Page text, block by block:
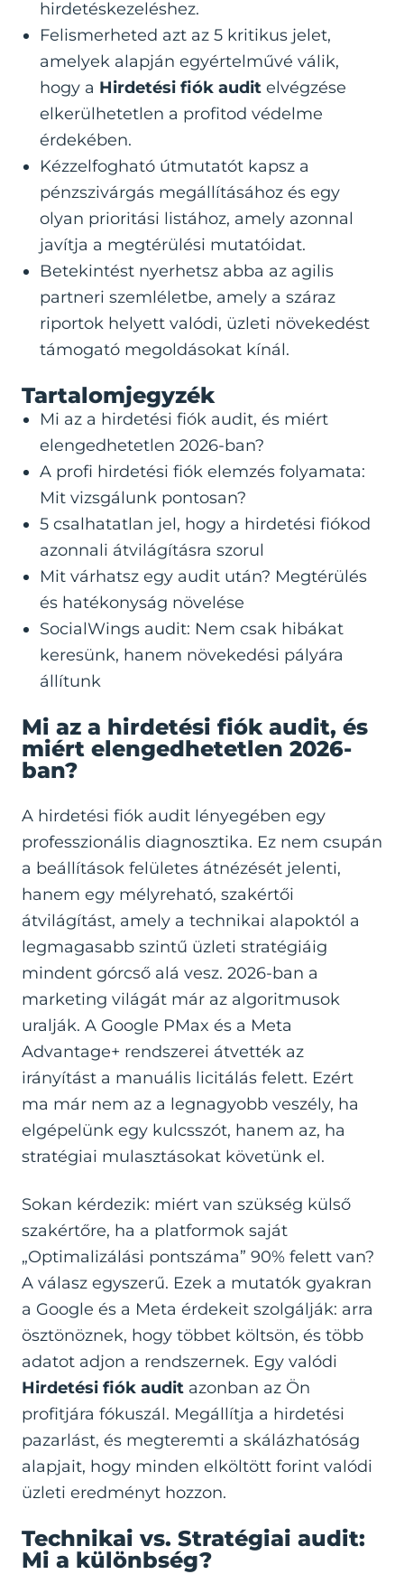
hirdetéskezeléshez.
Felismerheted azt az 5 kritikus jelet,
amelyek alapján egyértelművé válik,
hogy a Hirdetési fiók audit elvégzése
elkerülhetetlen a profitod védelme
érdekében.
Kézzelfogható útmutatót kapsz a
pénzszivárgás megállításához és egy
olyan prioritási listához, amely azonnal
javítja a megtérülési mutatóidat.
Betekintést nyerhetsz abba az agilis
partneri szemléletbe, amely a száraz
riportok helyett valódi, üzleti növekedést
támogató megoldásokat kínál.
Tartalomjegyzék
Mi az a hirdetési fiók audit, és miért
elengedhetetlen 2026-ban?
A profi hirdetési fiók elemzés folyamata:
Mit vizsgálunk pontosan?
5 csalhatatlan jel, hogy a hirdetési fiókod
azonnali átvilágításra szorul
Mit várhatsz egy audit után? Megtérülés
és hatékonyság növelése
SocialWings audit: Nem csak hibákat
keresünk, hanem növekedési pályára
állítunk
Mi az a hirdetési fiók audit, és
miért elengedhetetlen 2026-
ban?
A hirdetési fiók audit lényegében egy
professzionális diagnosztika. Ez nem csupán
a beállítások felületes átnézését jelenti,
hanem egy mélyreható, szakértői
átvilágítást, amely a technikai alapoktól a
legmagasabb szintű üzleti stratégiáig
mindent górcső alá vesz. 2026-ban a
marketing világát már az algoritmusok
uralják. A Google PMax és a Meta
Advantage+ rendszerei átvették az
irányítást a manuális licitálás felett. Ezért
ma már nem az a legnagyobb veszély, ha
elgépelünk egy kulcsszót, hanem az, ha
stratégiai mulasztásokat követünk el.
Sokan kérdezik: miért van szükség külső
szakértőre, ha a platformok saját
„Optimalizálási pontszáma” 90% felett van?
A válasz egyszerű. Ezek a mutatók gyakran
a Google és a Meta érdekeit szolgálják: arra
ösztönöznek, hogy többet költsön, és több
adatot adjon a rendszernek. Egy valódi
Hirdetési fiók audit azonban az Ön
profitjára fókuszál. Megállítja a hirdetési
pazarlást, és megteremti a skálázhatóság
alapjait, hogy minden elköltött forint valódi
üzleti eredményt hozzon.
Technikai vs. Stratégiai audit:
Mi a különbség?